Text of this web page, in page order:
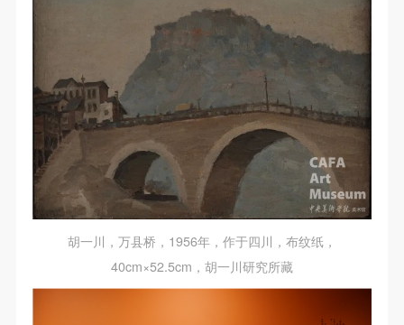
胡一川，万县桥，1956年，作于四川，布纹纸，
40cm×52.5cm，胡一川研究所藏